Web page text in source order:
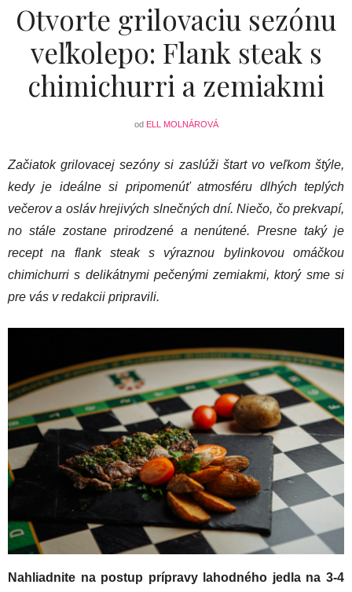
Otvorte grilovaciu sezónu
veľkolepo: Flank steak s
chimichurri a zemiakmi
od ELL MOLNÁROVÁ
Začiatok grilovacej sezóny si zaslúži štart vo veľkom štýle,
kedy je ideálne si pripomenúť atmosféru dlhých teplých
večerov a osláv hrejivých slnečných dní. Niečo, čo prekvapí,
no stále zostane prirodzené a nenútené. Presne taký je
recept na flank steak s výraznou bylinkovou omáčkou
chimichurri s delikátnymi pečenými zemiakmi, ktorý sme si
pre vás v redakcii pripravili.
Nahliadnite na postup prípravy lahodného jedla na 3-4